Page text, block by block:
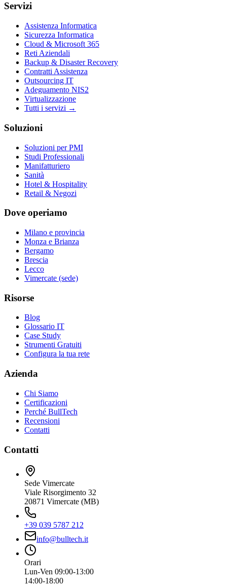
Servizi
Assistenza Informatica
Sicurezza Informatica
Cloud & Microsoft 365
Reti Aziendali
Backup & Disaster Recovery
Contratti Assistenza
Outsourcing IT
Adeguamento NIS2
Virtualizzazione
Tutti i servizi →
Soluzioni
Soluzioni per PMI
Studi Professionali
Manifatturiero
Sanità
Hotel & Hospitality
Retail & Negozi
Dove operiamo
Milano e provincia
Monza e Brianza
Bergamo
Brescia
Lecco
Vimercate (sede)
Risorse
Blog
Glossario IT
Case Study
Strumenti Gratuiti
Configura la tua rete
Azienda
Chi Siamo
Certificazioni
Perché BullTech
Recensioni
Contatti
Contatti
Sede Vimercate
Viale Risorgimento 32
20871 Vimercate (MB)
+39 039 5787 212
info@bulltech.it
Orari
Lun-Ven 09:00-13:00
14:00-18:00